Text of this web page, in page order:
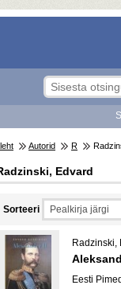
Autorid R
Edvard
Sorteeri
Radzinski,
Eesti